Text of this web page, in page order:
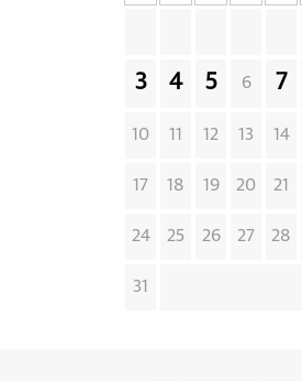
3 4 5 6 7
10 11 12 13 14
17 18 19 20 21
24 25 26 27 28
31